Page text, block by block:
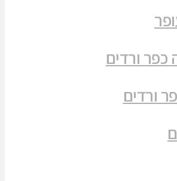
ורדים
ורדים